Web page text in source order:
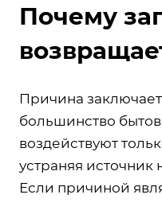
Почему
Причина
большинство
воздействуют
устраняя источник
Если причиной